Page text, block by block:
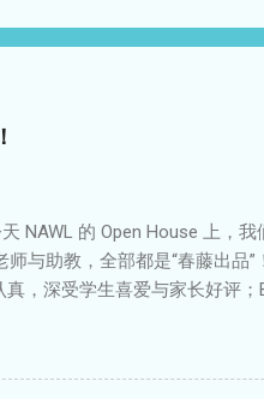
NAWL 的 Open House 上，
与助教，全部都是“春藤出品”
，深受学生喜爱与家长好评；
引了众多对中华文化感兴趣的
生提供成长与展示的平台。